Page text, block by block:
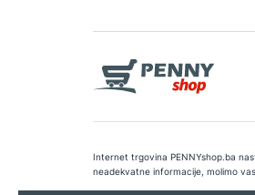
Internet trgovina PENNYshop.ba
neadekvatne informacije, molimo